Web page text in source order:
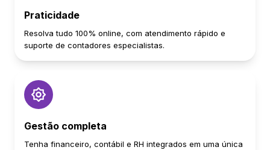
Praticidade
Resolva tudo 100% online, com atendimento rápido e
suporte de contadores especialistas.
Gestão completa
Tenha financeiro, contábil e RH integrados em uma única